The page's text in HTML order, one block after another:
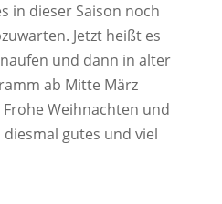
in dieser Saison noch
Jetzt heißt es
und dann in alter
ab Mitte März
Weihnachten und
gutes und viel